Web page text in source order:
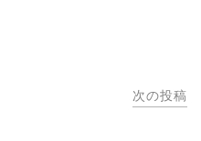
次の投稿